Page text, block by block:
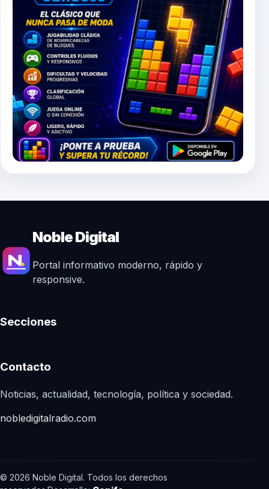
Noble Digital
Portal informativo moderno, rápido y
responsive.
Secciones
Contacto
Noticias, actualidad, tecnología, política y sociedad.
nobledigitalradio.com
© 2026 Noble Digital. Todos los derechos